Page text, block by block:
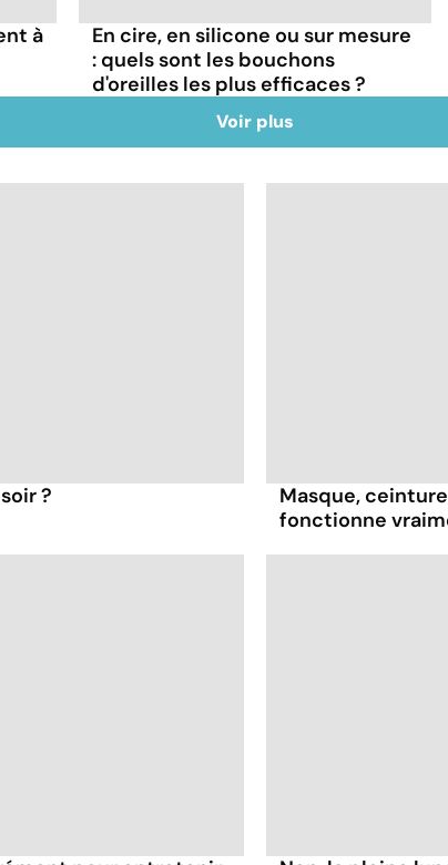
à
En cire, en silicone ou sur mesure
: quels sont les bouchons
d'oreilles les plus efficaces ?
Voir plus
?
Masque,
fonctionne